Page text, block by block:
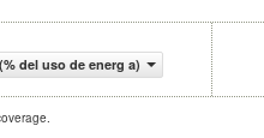
del uso de energ a)